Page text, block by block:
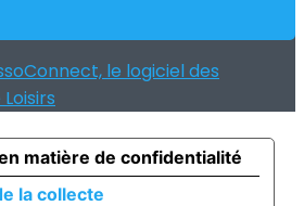
le logiciel des
la collecte
matière de confidentialité